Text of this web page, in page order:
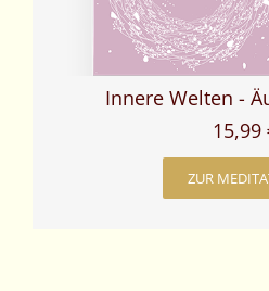
Innere Welten -
15,99
ZUR